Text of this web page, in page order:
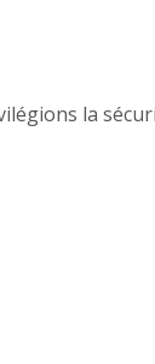
la